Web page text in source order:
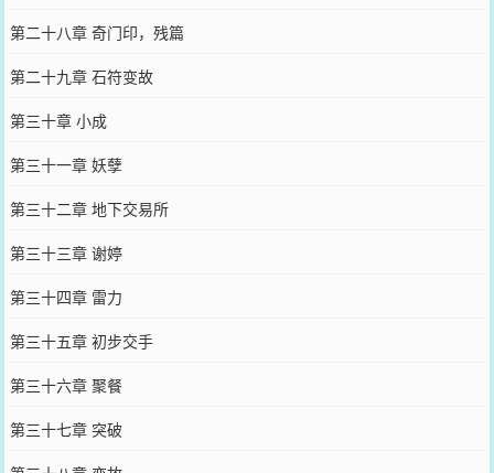
第二十八章 奇门印，残篇
第二十九章 石符变故
第三十章 小成
第三十一章 妖孽
第三十二章 地下交易所
第三十三章 谢婷
第三十四章 雷力
第三十五章 初步交手
第三十六章 聚餐
第三十七章 突破